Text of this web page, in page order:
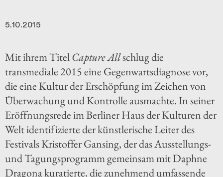
5.10.2015
Mit ihrem TitelCapture Allschlug die
transmediale 2015 eine Gegenwartsdiagnose vor,
die eine Kultur der Erschöpfung im Zeichen von
Überwachung und Kontrolle ausmachte. In seiner
Eröffnungsrede im Berliner Haus der Kulturen der
Welt identifizierte der künstlerische Leiter des
Festivals Kristoffer Gansing, der das Ausstellungs-
und Tagungsprogramm gemeinsam mit Daphne
Dragona kuratierte, die zunehmend umfassende